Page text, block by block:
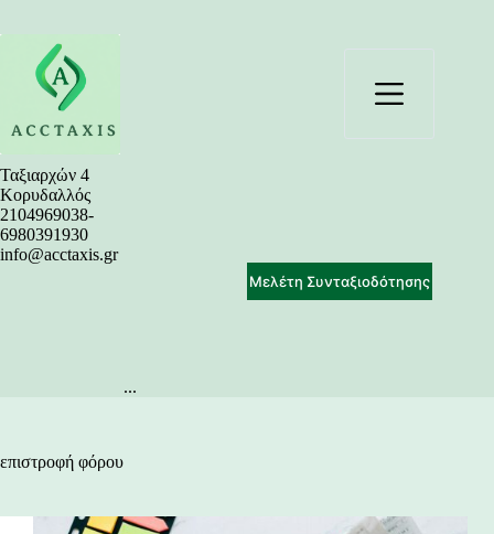
περιεχόμενο
Ταξιαρχών 4
Κορυδαλλός
2104969038-
6980391930
info@acctaxis.gr
...
Μελέτη Συνταξιοδότησης
επιστροφή φόρου